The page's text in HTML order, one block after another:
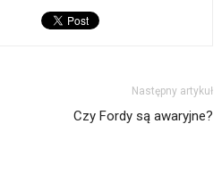
Następny artykuł
Czy Fordy są awaryjne?